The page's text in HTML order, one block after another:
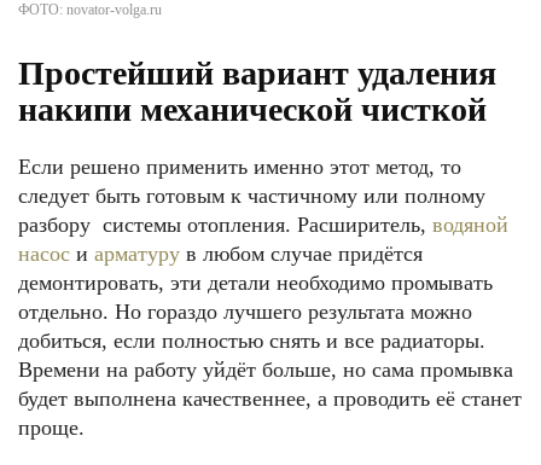
ФОТО: novator-volga.ru
Простейший вариант удаления
накипи механической чисткой
Если решено применить именно этот метод, то
следует быть готовым к частичному или полному
разбору системы отопления. Расширитель, водяной
насос и арматуру в любом случае придётся
демонтировать, эти детали необходимо промывать
отдельно. Но гораздо лучшего результата можно
добиться, если полностью снять и все радиаторы.
Времени на работу уйдёт больше, но сама промывка
будет выполнена качественнее, а проводить её станет
проще.